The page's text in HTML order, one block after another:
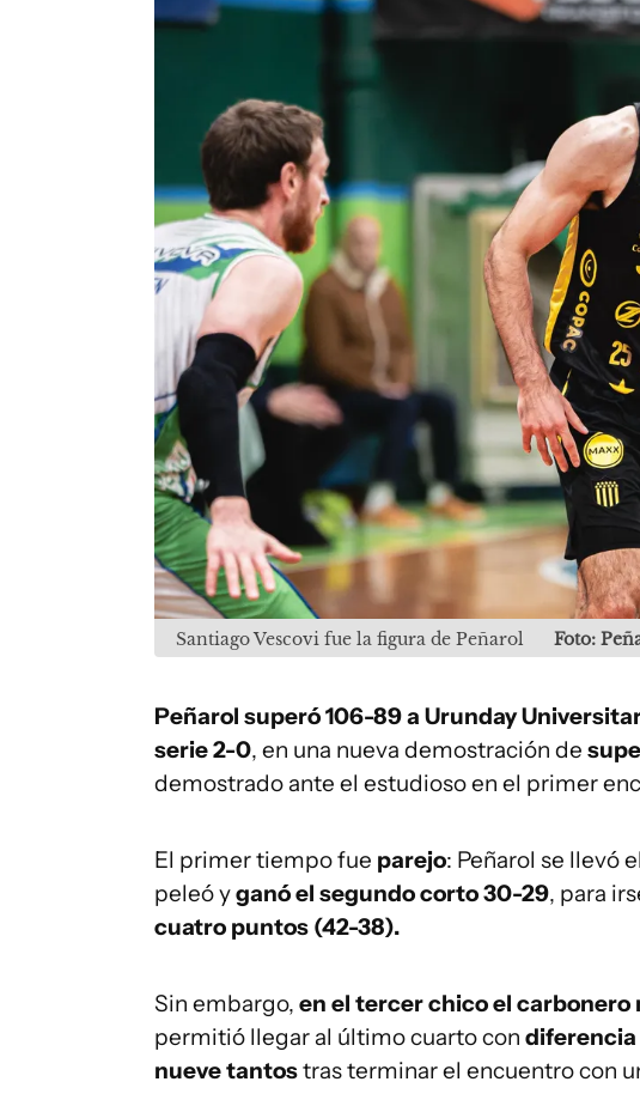
Santiago Vescovi fue la figura de Peñarol Foto:
Peñarol superó 106-89 a Urunday
serie 2-0, en una nueva demostración de
demostrado ante el estudioso en el primer
El primer tiempo fue parejo: Peñarol se llevó
peleó yganó el segundo corto 30-29, para
cuatro puntos (42-38).
Sin embargo, en el tercer chico el
permitió llegar al último cuarto con diferencia
nueve tantostras terminar el encuentro con